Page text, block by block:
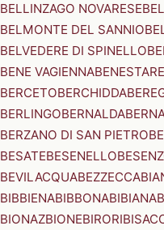
BELLINZAGO NOVARESE
BELMONTE DEL SANNIO
BELVEDERE DI SPINELLO
BENE VAGIENNABENESTARE
BERCETOBERCHIDDA
BERLINGOBERNALDA
BERZANO DI SAN PIETRO
BESATEBESENELLO
BEVILACQUABEZZECCA
BIBBIENABIBBONABIBIANA
BIONAZBIONEBIRORI